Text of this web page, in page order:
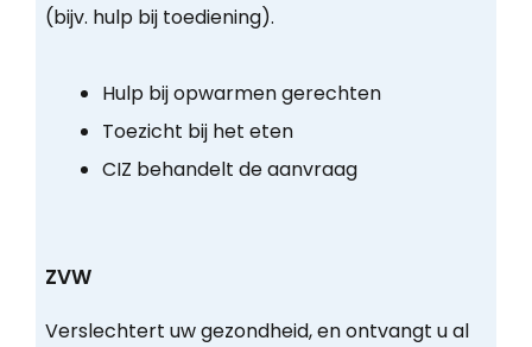
(bijv. hulp bij toediening).
Hulp bij opwarmen gerechten
Toezicht bij het eten
CIZ behandelt de aanvraag
ZVW
Verslechtert uw gezondheid, en ontvangt u al